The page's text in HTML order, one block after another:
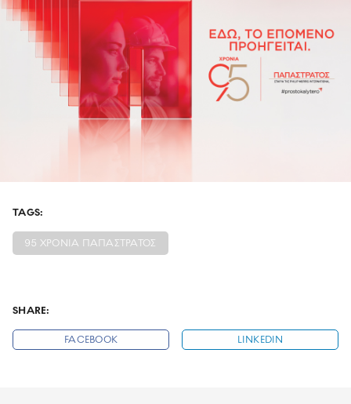
TAGS:
95 ΧΡΟΝΙΑ ΠΑΠΑΣΤΡΑΤΟΣ
SHARE:
FACEBOOK LINKEDIN